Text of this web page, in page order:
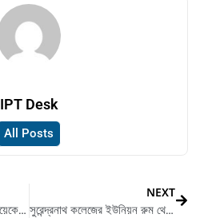
IPT Desk
All Posts
তৃণমূল নেতার বান্ধবী ও তার মেয়েকে শ্লীলতাহানির অভিযোগে আটক তারই সিকিউরিটি অফিসার
NEXT
সুরেন্দ্রনাথ কলেজের ইউনিয়ন রুম থেকে উদ্ধার লক্ষ লক্ষ উই ধরা টাকা